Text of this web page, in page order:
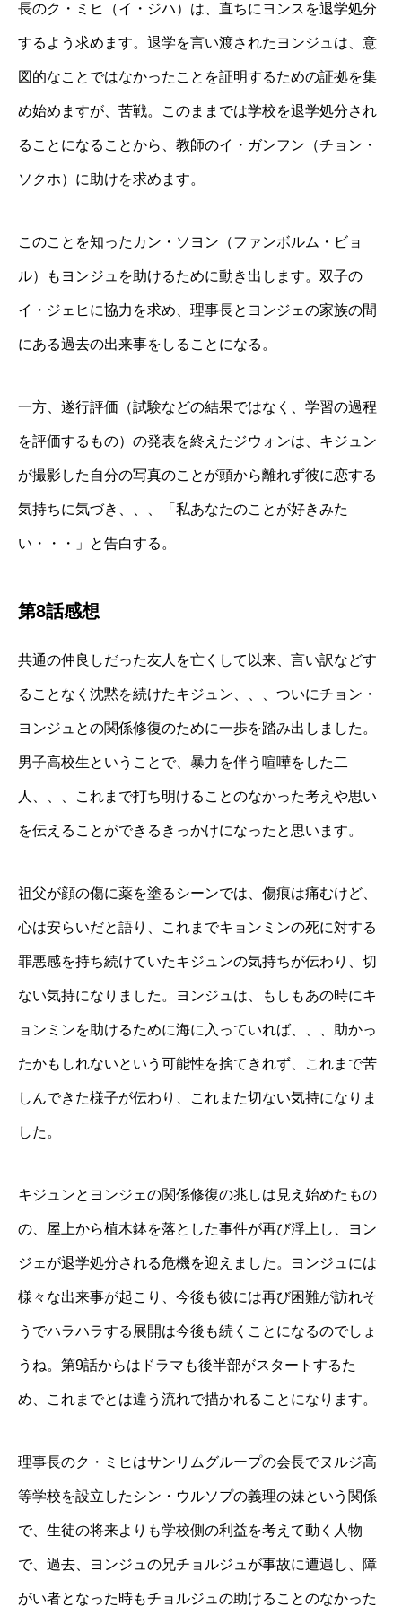
長のク・ミヒ（イ・ジハ）は、直ちにヨンスを退学処分
するよう求めます。退学を言い渡されたヨンジュは、意
図的なことではなかったことを証明するための証拠を集
め始めますが、苦戦。このままでは学校を退学処分され
ることになることから、教師のイ・ガンフン（チョン・
ソクホ）に助けを求めます。
このことを知ったカン・ソヨン（ファンボルム・ビョ
ル）もヨンジュを助けるために動き出します。双子の
イ・ジェヒに協力を求め、理事長とヨンジェの家族の間
にある過去の出来事をしることになる。
一方、遂行評価（試験などの結果ではなく、学習の過程
を評価するもの）の発表を終えたジウォンは、キジュン
が撮影した自分の写真のことが頭から離れず彼に恋する
気持ちに気づき、、、「私あなたのことが好きみた
い・・・」と告白する。
第8話感想
共通の仲良しだった友人を亡くして以来、言い訳などす
ることなく沈黙を続けたキジュン、、、ついにチョン・
ヨンジュとの関係修復のために一歩を踏み出しました。
男子高校生ということで、暴力を伴う喧嘩をした二
人、、、これまで打ち明けることのなかった考えや思い
を伝えることができるきっかけになったと思います。
祖父が顔の傷に薬を塗るシーンでは、傷痕は痛むけど、
心は安らいだと語り、これまでキョンミンの死に対する
罪悪感を持ち続けていたキジュンの気持ちが伝わり、切
ない気持になりました。ヨンジュは、もしもあの時にキ
ョンミンを助けるために海に入っていれば、、、助かっ
たかもしれないという可能性を捨てきれず、これまで苦
しんできた様子が伝わり、これまた切ない気持になりま
した。
キジュンとヨンジェの関係修復の兆しは見え始めたもの
の、屋上から植木鉢を落とした事件が再び浮上し、ヨン
ジェが退学処分される危機を迎えました。ヨンジュには
様々な出来事が起こり、今後も彼には再び困難が訪れそ
うでハラハラする展開は今後も続くことになるのでしょ
うね。第9話からはドラマも後半部がスタートするた
め、これまでとは違う流れで描かれることになります。
理事長のク・ミヒはサンリムグループの会長でヌルジ高
等学校を設立したシン・ウルソプの義理の妹という関係
で、生徒の将来よりも学校側の利益を考えて動く人物
で、過去、ヨンジュの兄チョルジュが事故に遭遇し、障
がい者となった時もチョルジュの助けることのなかった